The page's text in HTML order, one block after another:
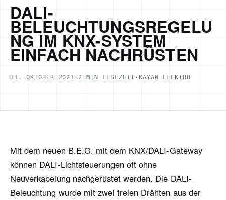
DALI-
BELEUCHTUNGSREGELU
NG IM KNX-SYSTEM
EINFACH NACHRÜSTEN
31. OKTOBER 2021 · 2 MIN LESEZEIT · KAYAN ELEKTRO
Mit dem neuen B.E.G. mit dem KNX/DALI-Gateway
können DALI-Lichtsteuerungen oft ohne
Neuverkabelung nachgerüstet werden. Die DALI-
Beleuchtung wurde mit zwei freien Drähten aus der